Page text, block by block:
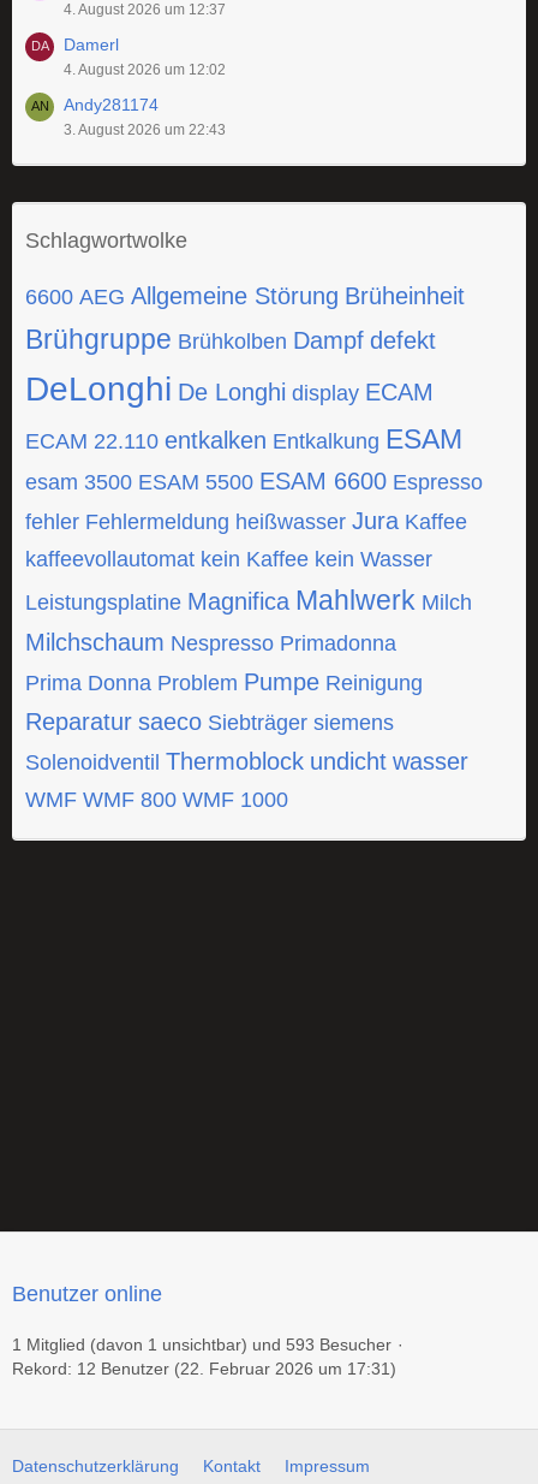
4. August 2026 um 12:37
Damerl
4. August 2026 um 12:02
Andy281174
3. August 2026 um 22:43
Schlagwortwolke
6600 AEG Allgemeine Störung Brüheinheit
Brühgruppe Brühkolben Dampf defekt
DeLonghi De Longhi display ECAM
ECAM 22.110 entkalken Entkalkung ESAM
esam 3500 ESAM 5500 ESAM 6600 Espresso
fehler Fehlermeldung heißwasser Jura Kaffee
kaffeevollautomat kein Kaffee kein Wasser
Leistungsplatine Magnifica Mahlwerk Milch
Milchschaum Nespresso Primadonna
Prima Donna Problem Pumpe Reinigung
Reparatur saeco Siebträger siemens
Solenoidventil Thermoblock undicht wasser
WMF WMF 800 WMF 1000
Benutzer online
1 Mitglied (davon 1 unsichtbar) und 593 Besucher
Rekord: 12 Benutzer (22. Februar 2026 um 17:31)
Datenschutzerklärung Kontakt Impressum